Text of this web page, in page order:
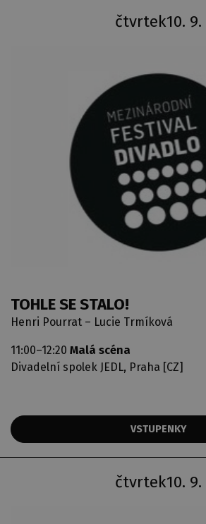
10. 9.
čtvrtek
TOHLE SE STALO!
Henri Pourrat – Lucie Trmíková
11:00–12:20 Malá scéna
Divadelní spolek JEDL, Praha [CZ]
VSTUPENKY
10. 9.
čtvrtek